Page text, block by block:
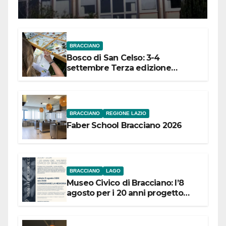
Meridionale
BRACCIANO
Bosco di San Celso: 3-4
settembre Terza edizione
BRACCIANO REGIONE LAZIO
Faber School Bracciano 2026
BRACCIANO LAGO
Museo Civico di Bracciano: l’8
agosto per i 20 anni progetto